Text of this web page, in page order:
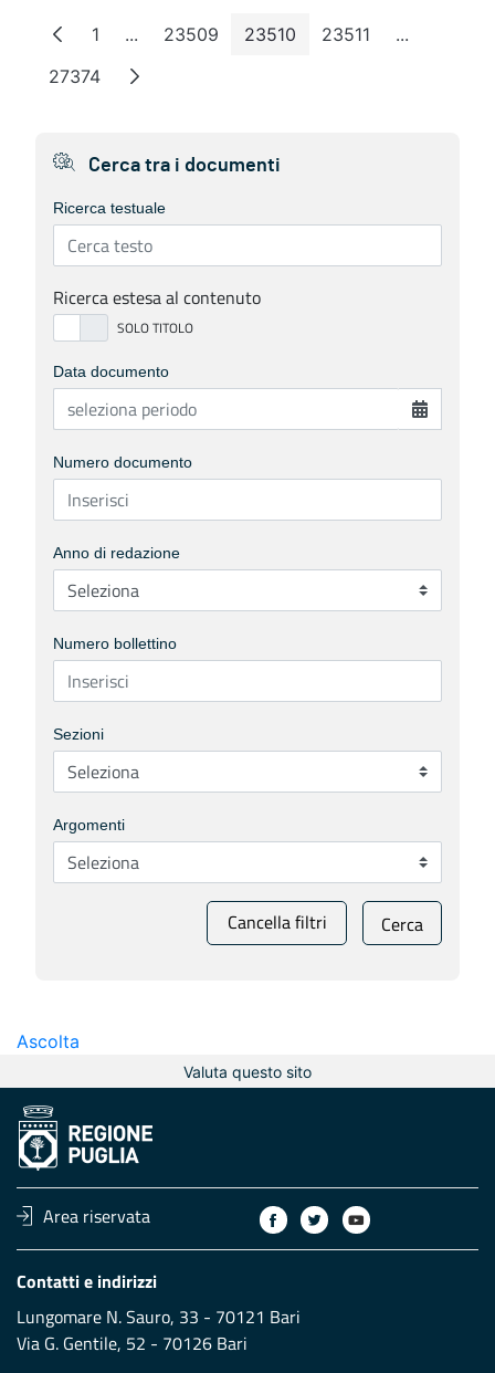
Page
1 ...Intermediate Pages
Page
23509 Page
23510 Page
23511 ...
Page
27374
Cerca tra i documenti
Ricerca testuale
Ricerca estesa al contenuto
Data documento
Numero documento
Anno di redazione
Numero bollettino
Sezioni
Argomenti
Cancella filtri Cerca
Ascolta
Valuta questo sito
Area riservata
Contatti e indirizzi
Lungomare N. Sauro, 33 - 70121 Bari
Via G. Gentile, 52 - 70126 Bari